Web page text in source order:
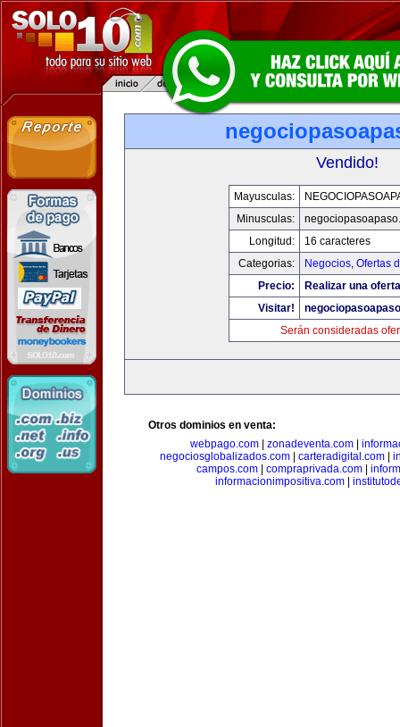
Vendido!
Mayusculas:
Minusculas:
Longitud:
16 caracteres
Categorias:
Negocios, Ofertas
Precio:
Realizar una
Visitar!
Serán consideradas
Otros dominios en venta:
webpago.com
zonadeventa.com
negociosglobalizados.com
carteradigital.com
campos.com
compraprivada.com
informacionimpositiva.com